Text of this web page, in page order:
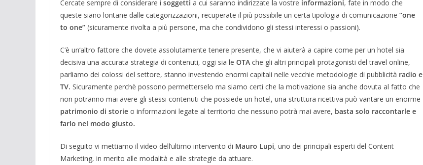
Cercate sempre di considerare i soggetti a cui saranno indirizzate la vostre informazioni, fate in modo che
queste siano lontane dalle categorizzazioni, recuperate il più possibile un certa tipologia di comunicazione “one
to one” (sicuramente rivolta a più persone, ma che condividono gli stessi interessi o passioni).
C’è un’altro fattore che dovete assolutamente tenere presente, che vi aiuterà a capire come per un hotel sia
decisiva una accurata strategia di contenuti, oggi sia le OTA che gli altri principali protagonisti del travel online,
parliamo dei colossi del settore, stanno investendo enormi capitali nelle vecchie metodologie di pubblicità radio e
TV. Sicuramente perchè possono permetterselo ma siamo certi che la motivazione sia anche dovuta al fatto che
non potranno mai avere gli stessi contenuti che possiede un hotel, una struttura ricettiva può vantare un enorme
patrimonio di storie o informazioni legate al territorio che nessuno potrà mai avere, basta solo raccontarle e
farlo nel modo giusto.
Di seguito vi mettiamo il video dell’ultimo intervento di Mauro Lupi, uno dei principali esperti del Content
Marketing, in merito alle modalità e alle strategie da attuare.